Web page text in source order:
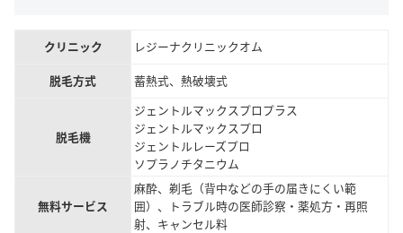
クリニック
レジーナクリニックオム
脱毛方式
蓄熱式、熱破壊式
脱毛機
ジェントルマックスプロプラス
ジェントルマックスプロ
ジェントルレーズプロ
ソプラノチタニウム
無料サービス
麻酔、剃毛（背中などの手の届きにくい範
囲）、トラブル時の医師診察・薬処方・再照
射、キャンセル料